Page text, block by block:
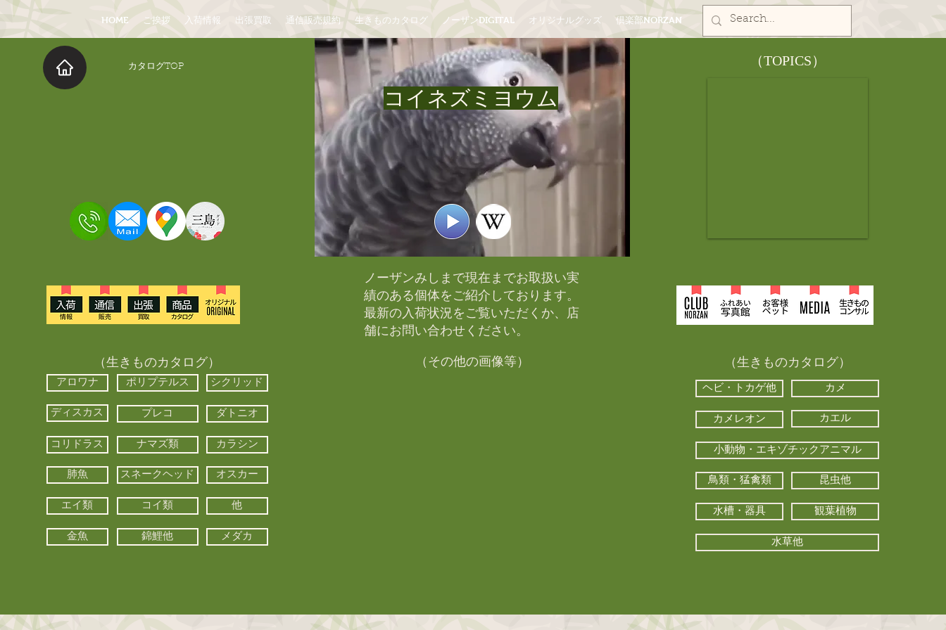
HOME ご挨拶 入荷情報 出張買取 通信販売規約 生きものカタログ ノーザンDIGITAL オリジナルグッズ 倶楽部NORZAN
​カタログTOP
コイネズミヨウム
​（TOPICS）
（生きものカタログ）
アロワナ ポリプテルス シクリッド
ディスカス プレコ ダトニオ
コリドラス ナマズ類 カラシン
肺魚 スネークヘッド オスカー
エイ類 コイ類 他
金魚 錦鯉他 メダカ
ノーザンみしまで現在までお取扱い実
績のある個体をご紹介しております。​
最新の入荷状況をご覧いただくか、店
舗にお問い合わせください。​
（その他の画像等） （生きものカタログ）
ヘビ・トカゲ他 カメ
カメレオン カエル
小動物・エキゾチックアニマル
鳥類・猛禽類 昆虫他
水槽・器具 観葉植物
水草他